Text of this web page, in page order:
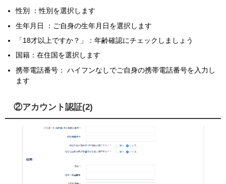
性別 ：性別を選択します
生年月日 ：ご自身の生年月日を選択します
「18才以上ですか？」：年齢確認にチェックしましょう
国籍：在住国を選択します
携帯電話番号： ハイフンなしでご自身の携帯電話番号を入力し
ます
②アカウント認証(2)